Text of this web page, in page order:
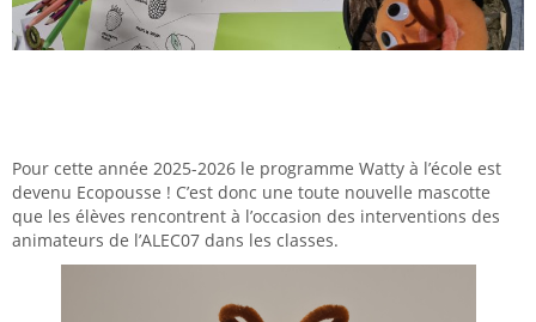
Pour cette année 2025-2026 le programme Watty à l’école est
devenu Ecopousse ! C’est donc une toute nouvelle mascotte
que les élèves rencontrent à l’occasion des interventions des
animateurs de l’ALEC07 dans les classes.